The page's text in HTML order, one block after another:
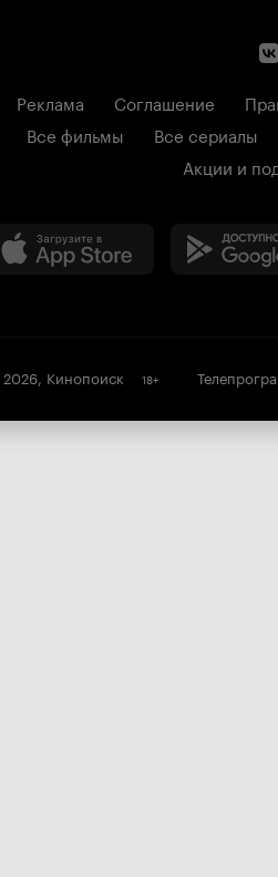
Реклама Соглашение
Все фильмы
Все сериалы
Акции и
2026, Кинопоиск 18+